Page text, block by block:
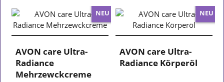
NEU
AVON care Ultra-
Radiance
Mehrzewckcreme
NEU
AVON care Ultra-
Radiance Körperöl